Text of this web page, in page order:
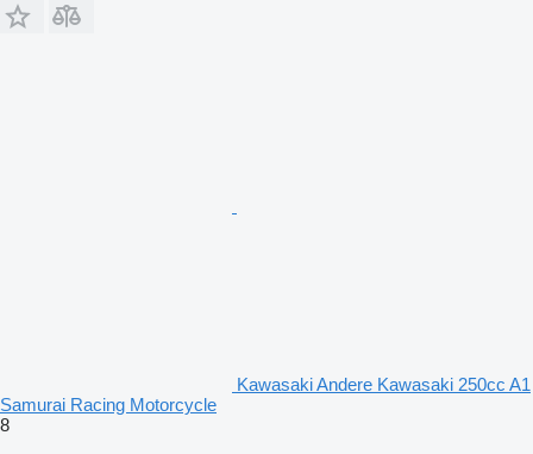
Kawasaki Andere Kawasaki 250cc A1
Samurai Racing Motorcycle
8